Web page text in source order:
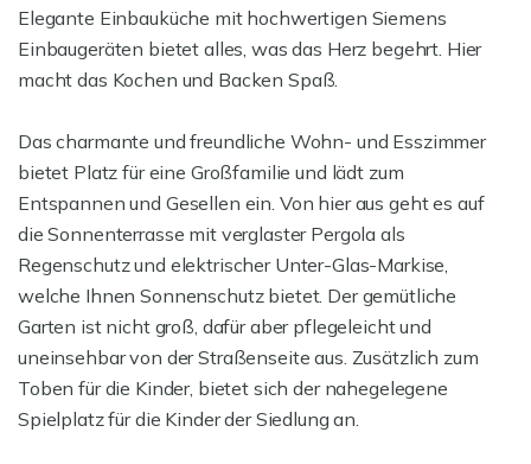
Elegante Einbauküche mit hochwertigen Siemens
Einbaugeräten bietet alles, was das Herz begehrt. Hier
macht das Kochen und Backen Spaß.
Das charmante und freundliche Wohn- und Esszimmer
bietet Platz für eine Großfamilie und lädt zum
Entspannen und Gesellen ein. Von hier aus geht es auf
die Sonnenterrasse mit verglaster Pergola als
Regenschutz und elektrischer Unter-Glas-Markise,
welche Ihnen Sonnenschutz bietet. Der gemütliche
Garten ist nicht groß, dafür aber pflegeleicht und
uneinsehbar von der Straßenseite aus. Zusätzlich zum
Toben für die Kinder, bietet sich der nahegelegene
Spielplatz für die Kinder der Siedlung an.